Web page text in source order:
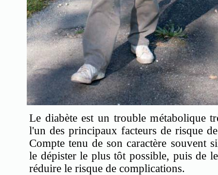
Le diabète est un trouble métabolique
l'un des principaux facteurs de risque
Compte tenu de son caractère souvent
le dépister le plus tôt possible, puis de
réduire le risque de complications.